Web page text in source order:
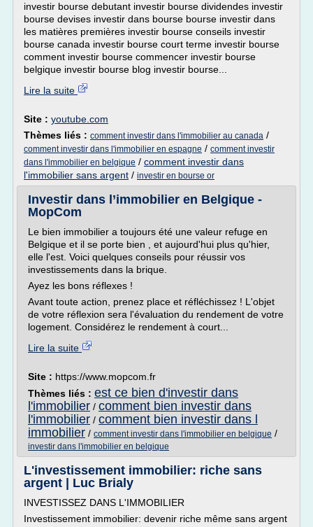
investir bourse debutant investir bourse dividendes investir
bourse devises investir dans bourse bourse investir dans
les matières premières investir bourse conseils investir
bourse canada investir bourse court terme investir bourse
comment investir bourse commencer investir bourse
belgique investir bourse blog investir bourse...
Lire la suite
Site : youtube.com
Thèmes liés : comment investir dans l'immobilier au canada /
comment investir dans l'immobilier en espagne / comment investir
dans l'immobilier en belgique / comment investir dans
l'immobilier sans argent / investir en bourse or
Investir dans l’immobilier en Belgique -
MopCom
Le bien immobilier a toujours été une valeur refuge en
Belgique et il se porte bien , et aujourd'hui plus qu'hier,
elle l'est. Voici quelques conseils pour réussir vos
investissements dans la brique.
Ayez les bons réflexes !
Avant toute action, prenez place et réfléchissez ! L'objet
de votre réflexion sera l'évaluation du rendement de votre
logement. Considérez le rendement à court...
Lire la suite
Site : https://www.mopcom.fr
Thèmes liés : est ce bien d'investir dans
l'immobilier / comment bien investir dans
l'immobilier / comment bien investir dans l
immobilier / comment investir dans l'immobilier en belgique /
investir dans l'immobilier en belgique
L'investissement immobilier: riche sans
argent | Luc Brialy
INVESTISSEZ DANS L'IMMOBILIER
Investissement immobilier: devenir riche même sans argent